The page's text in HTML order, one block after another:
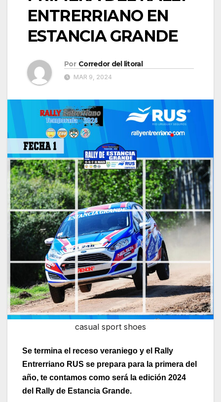
ENTRERRIANO EN
ESTANCIA GRANDE
Por Corredor del litoral
MAR 9, 2024
casual sport shoes
Se termina el receso veraniego y el Rally
Entrerriano RUS se prepara para la primera del
año, te contamos como será la edición 2024
del Rally de Estancia Grande.